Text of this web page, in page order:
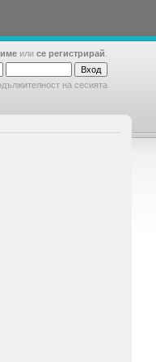
или се регистрирай
на сесията